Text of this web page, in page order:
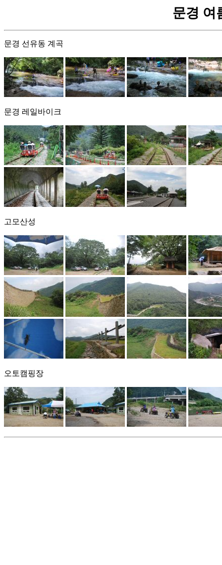
문경 여
문경 선유동 계곡
문경 레일바이크
고모산성
오토캠핑장